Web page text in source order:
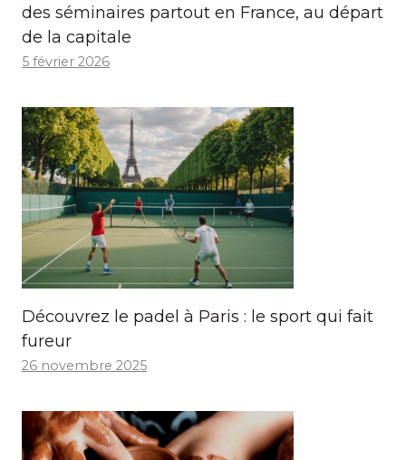
des séminaires partout en France, au départ
de la capitale
5 février 2026
Découvrez le padel à Paris : le sport qui fait
fureur
26 novembre 2025